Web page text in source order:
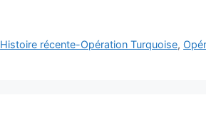
Catégories
Histoire récente-Opération Turquoise,